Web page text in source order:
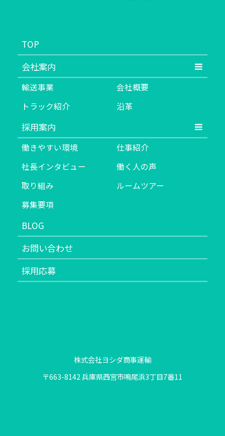
TOP
会社案内
輸送事業
会社概要
トラック紹介
沿革
採用案内
働きやすい環境
仕事紹介
社長インタビュー
働く人の声
取り組み
ルームツアー
募集要項
BLOG
お問い合わせ
採用応募
株式会社ヨシダ商事運輸
〒663-8142 兵庫県西宮市鳴尾浜3丁目7番11